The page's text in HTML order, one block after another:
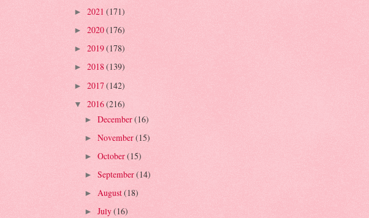
► 2021 (171)
► 2020(176)
► 2019(178)
► 2018 (139)
► 2017 (142)
▼ 2016(216)
► December(16)
► November(15)
► October(15)
► September(14)
► August(18)
► July(16)